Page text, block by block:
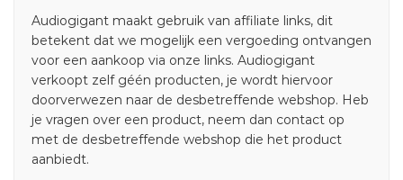
Audiogigant maakt gebruik van affiliate links, dit
betekent dat we mogelijk een vergoeding ontvangen
voor een aankoop via onze links. Audiogigant
verkoopt zelf géén producten, je wordt hiervoor
doorverwezen naar de desbetreffende webshop. Heb
je vragen over een product, neem dan contact op
met de desbetreffende webshop die het product
aanbiedt.